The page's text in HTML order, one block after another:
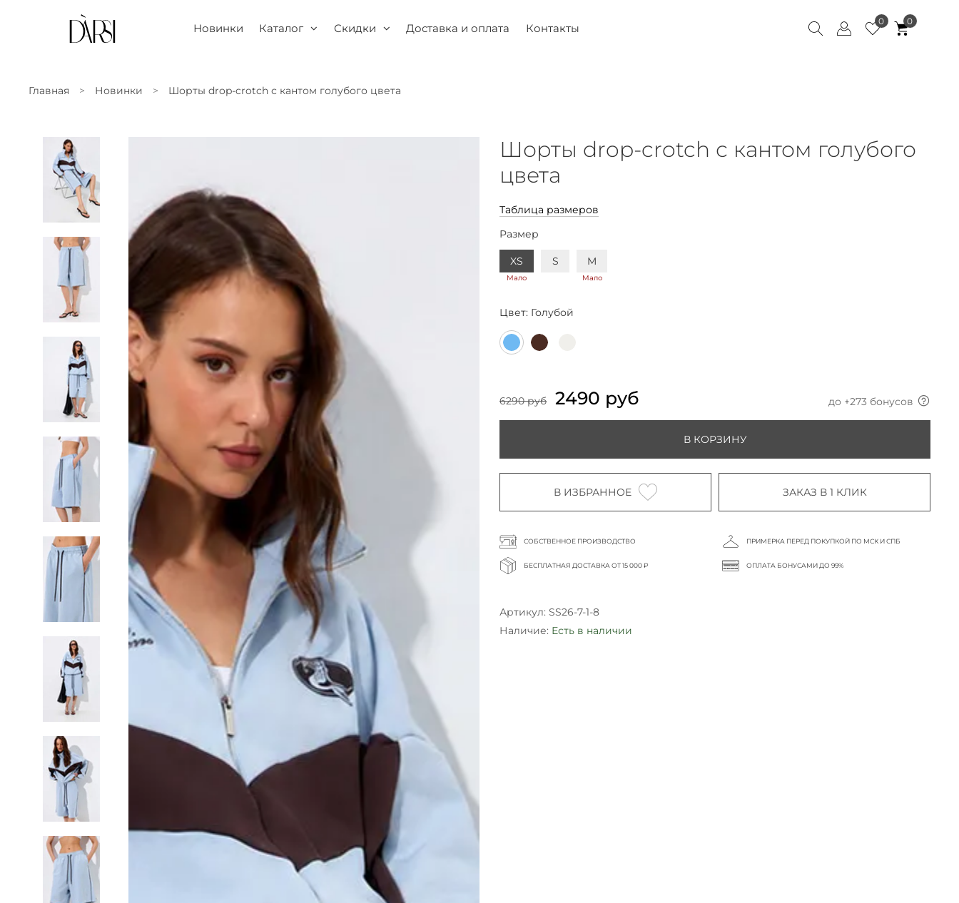
Новинки Каталог Скидки Доставка и оплата Контакты
0 0
Главная Новинки Шорты drop-crotch с кантом голубого цвета
Шорты drop-crotch с кантом голубого
цвета
Таблица размеров
Размер
XS
Мало
S M
Мало
Цвет: Голубой
6290 руб 2490 руб до +273 бонусов
В КОРЗИНУ
В ИЗБРАННОЕ ЗАКАЗ В 1 КЛИК
СОБСТВЕННОЕ ПРОИЗВОДСТВО
БЕСПЛАТНАЯ ДОСТАВКА ОТ 15 000 ₽
ПРИМЕРКА ПЕРЕД ПОКУПКОЙ ПО МСК И СПБ
ОПЛАТА БОНУСАМИ ДО 99%
Артикул: SS26-7-1-8
Наличие: Есть в наличии